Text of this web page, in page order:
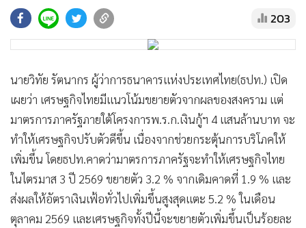
203
นายวิทัย รัตนากร ผู้ว่าการธนาคารแห่งประเทศไทย(ธปท.) เปิด
เผยว่า เศรษฐกิจไทยมีแนวโน้มขยายตัวจากผลของสงคราม แต่
มาตรการภาครัฐภายใต้โครงการพ.ร.ก.เงินกู้ฯ 4 แสนล้านบาท จะ
ทำให้เศรษฐกิจปรับตัวดีขึ้น เนื่องจากช่วยกระตุ้นการบริโภคให้
เพิ่มขึ้น โดยธปท.คาดว่ามาตรการภาครัฐจะทำให้เศรษฐกิจไทย
ในไตรมาส 3 ปี 2569 ขยายตัว 3.2 % จากเดิมคาดที่ 1.9 % และ
ส่งผลให้อัตราเงินเฟ้อทั่วไปเพิ่มขึ้นสูงสุดแตะ 5.2 % ในเดือน
ตุลาคม 2569 และเศรษฐกิจทั้งปีนี้จะขยายตัวเพิ่มขึ้นเป็นร้อยละ